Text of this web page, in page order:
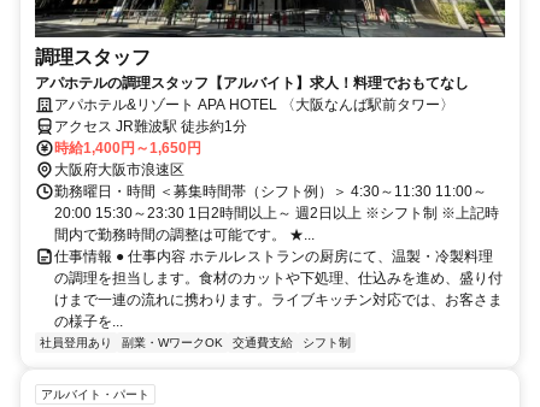
調理スタッフ
アパホテルの調理スタッフ【アルバイト】求人！料理でおもてなし
アパホテル&リゾート APA HOTEL 〈大阪なんば駅前タワー〉
アクセス JR難波駅 徒歩約1分
時給1,400円～1,650円
大阪府大阪市浪速区
勤務曜日・時間 ＜募集時間帯（シフト例）＞ 4:30～11:30 11:00～
20:00 15:30～23:30 1日2時間以上～ 週2日以上 ※シフト制 ※上記時
間内で勤務時間の調整は可能です。 ★...
仕事情報 ● 仕事内容 ホテルレストランの厨房にて、温製・冷製料理
の調理を担当します。食材のカットや下処理、仕込みを進め、盛り付
けまで一連の流れに携わります。ライブキッチン対応では、お客さま
の様子を...
社員登用あり 副業・WワークOK 交通費支給 シフト制
アルバイト・パート